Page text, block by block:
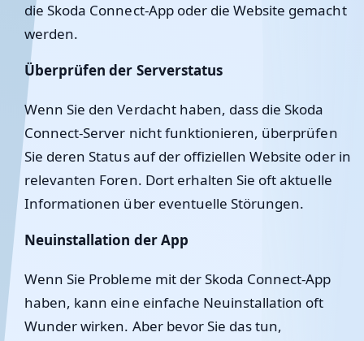
die Skoda Connect-App oder die Website gemacht
werden.
Überprüfen der Serverstatus
Wenn Sie den Verdacht haben, dass die Skoda
Connect-Server nicht funktionieren, überprüfen
Sie deren Status auf der offiziellen Website oder in
relevanten Foren. Dort erhalten Sie oft aktuelle
Informationen über eventuelle Störungen.
Neuinstallation der App
Wenn Sie Probleme mit der Skoda Connect-App
haben, kann eine einfache Neuinstallation oft
Wunder wirken. Aber bevor Sie das tun,